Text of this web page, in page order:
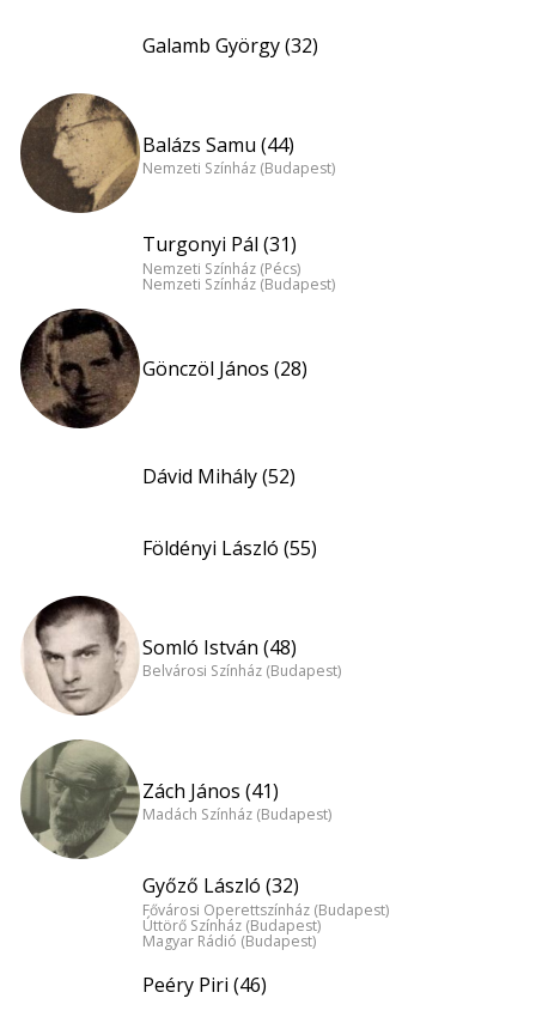
Galamb György (32)
Balázs Samu (44)
Nemzeti Színház (Budapest)
Turgonyi Pál (31)
Nemzeti Színház (Pécs)
Nemzeti Színház (Budapest)
Gönczöl János (28)
Dávid Mihály (52)
Földényi László (55)
Somló István (48)
Belvárosi Színház (Budapest)
Zách János (41)
Madách Színház (Budapest)
Győző László (32)
Fővárosi Operettszínház (Budapest)
Úttörő Színház (Budapest)
Magyar Rádió (Budapest)
Peéry Piri (46)